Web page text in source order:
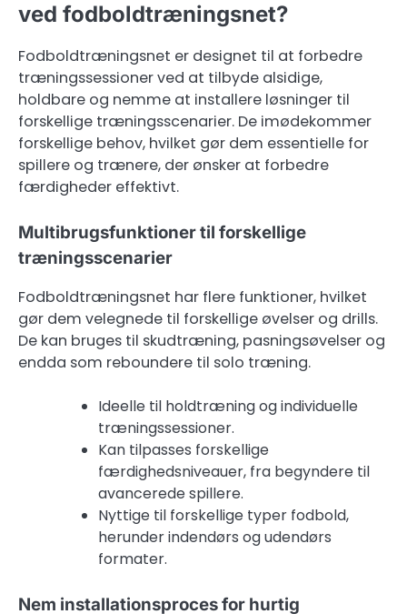
ved fodboldtræningsnet?
Fodboldtræningsnet er designet til at forbedre
træningssessioner ved at tilbyde alsidige,
holdbare og nemme at installere løsninger til
forskellige træningsscenarier. De imødekommer
forskellige behov, hvilket gør dem essentielle for
spillere og trænere, der ønsker at forbedre
færdigheder effektivt.
Multibrugsfunktioner til forskellige
træningsscenarier
Fodboldtræningsnet har flere funktioner, hvilket
gør dem velegnede til forskellige øvelser og drills.
De kan bruges til skudtræning, pasningsøvelser og
endda som reboundere til solo træning.
Ideelle til holdtræning og individuelle
træningssessioner.
Kan tilpasses forskellige
færdighedsniveauer, fra begyndere til
avancerede spillere.
Nyttige til forskellige typer fodbold,
herunder indendørs og udendørs
formater.
Nem installationsproces for hurtig